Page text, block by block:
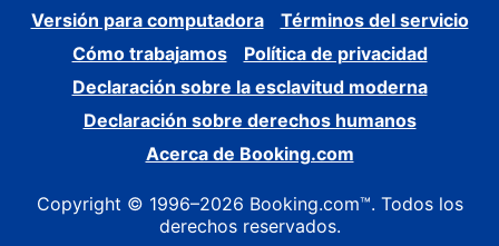
Versión para computadora
Términos del servicio
Cómo trabajamos
Política de privacidad
Declaración sobre la esclavitud moderna
Declaración sobre derechos humanos
Acerca de Booking.com
Copyright © 1996–2026 Booking.com™. Todos los
derechos reservados.